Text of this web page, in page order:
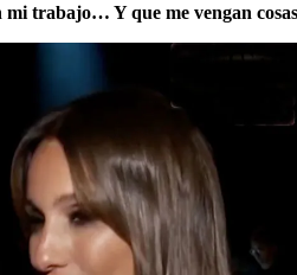
mi trabajo… Y que me vengan